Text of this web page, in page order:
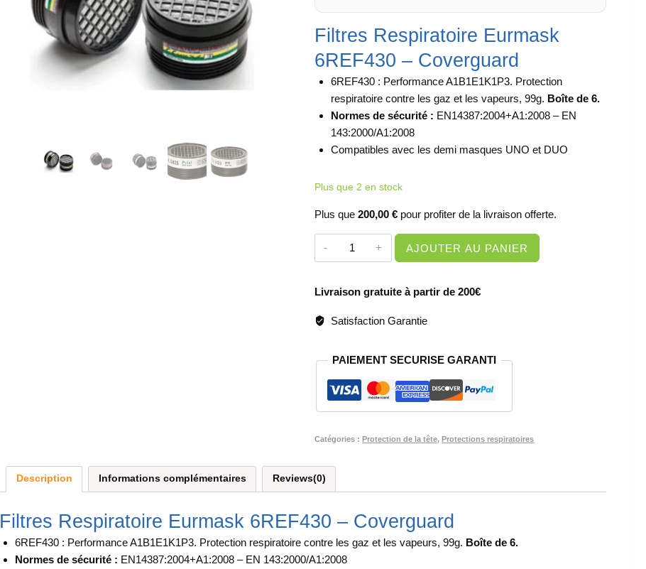
Filtres Respiratoire Eurmask
6REF430 – Coverguard
6REF430 : Performance A1B1E1K1P3. Protection
respiratoire contre les gaz et les vapeurs, 99g. Boîte de 6.
Normes de sécurité : EN14387:2004+A1:2008 – EN
143:2000/A1:2008
Compatibles avec les demi masques UNO et DUO
Plus que 2 en stock
Plus que200,00€ pour profiter de la livraison offerte.
quantité
de
RESPIRATOIRE
FILTRES
6REF430
AJOUTER AU PANIER
Livraison gratuite à partir de 200€
Satisfaction Garantie
PAIEMENT SECURISE GARANTI
Catégories :Protection de la tête,Protections respiratoires
Description Informations complémentaires Reviews(0)
Filtres Respiratoire Eurmask 6REF430 – Coverguard
6REF430 : Performance A1B1E1K1P3. Protection respiratoire contre les gaz et les vapeurs, 99g. Boîte de 6.
Normes de sécurité : EN14387:2004+A1:2008 – EN 143:2000/A1:2008